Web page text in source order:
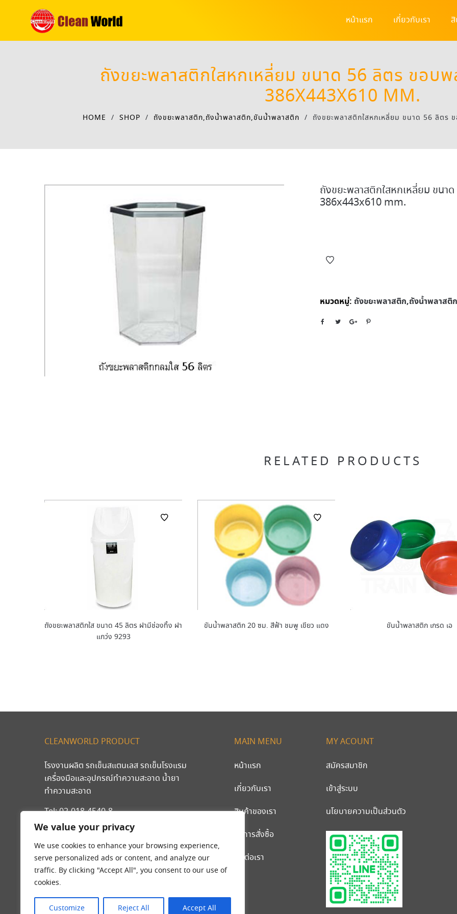
We value your privacy
We use cookies to enhance your browsing experience,
serve personalized ads or content, and analyze our
traffic. By clicking "Accept All", you consent to our use of
cookies.
Customize Reject All Accept All
หน้าแรก เกี่ยวกับเรา
ถังขยะพลาสติกใสหกเหลี่ยม ขนาด 56 ลิตร ขอบ
386X443X610 MM.
HOME / SHOP / ถังขยะพลาสติก,ถังน้ำพลาสติก,ขันน้ำพลาสติก / ถังขยะพลาสติกใสหกเหลี่ยม ขนาด 56 ลิตร
ถังขยะพลาสติกใสหกเหลี่ยม ขนา
386x443x610 mm.
หมวดหมู่: ถังขยะพลาสติก,ถังน้ำพลาสติ
RELATED PRODUCTS
ถังขยะพลาสติกใส ขนาด 45 ลิตร ฝามีช่องทิ้ง ฝา
แกว่ง 9293
ขันน้ำพลาสติก 20 ซม. สีฟ้า ชมพู เขียว แดง ขันน้ำพลาสติก เกรด เอ
CLEANWORLD PRODUCT
โรงงานผลิต รถเข็นสแตนเลส รถเข็นโรงแรม
เครื่องมือและอุปกรณ์ทำความสะอาด น้ำยา
ทำความสะอาด
Tel:02-018-4540-8
มือถือ089-203-2546,092-262-9240
MAIN MENU
หน้าแรก
เกี่ยวกับเรา
สินค้าของเรา
วิธีการสั่งซื้อ
ติดต่อเรา
MY ACOUNT
สมัครสมาชิก
เข้าสู่ระบบ
นโยบายความเป็นส่วนตัว